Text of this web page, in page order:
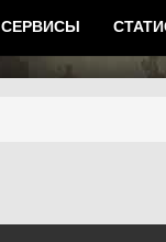
СЕРВИСЫ